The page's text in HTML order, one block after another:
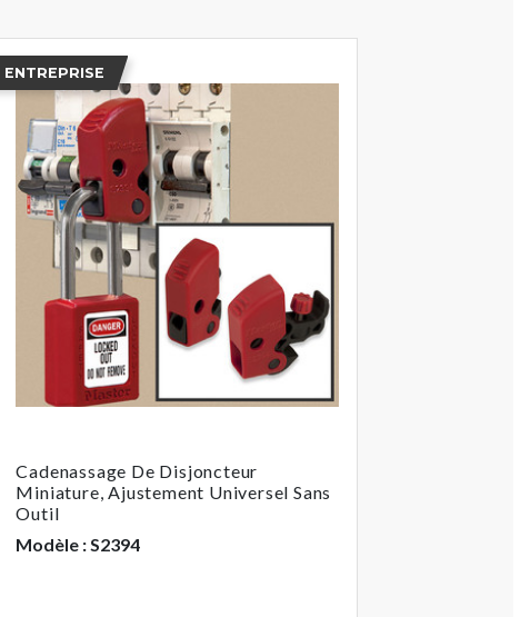
ENTREPRISE
Cadenassage De Disjoncteur
Miniature, Ajustement Universel Sans
Outil
Modèle : S2394